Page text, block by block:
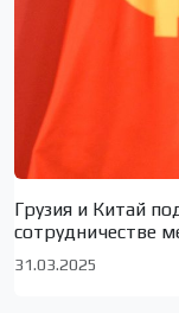
Грузия и Китай
сотрудничестве
31.03.2025